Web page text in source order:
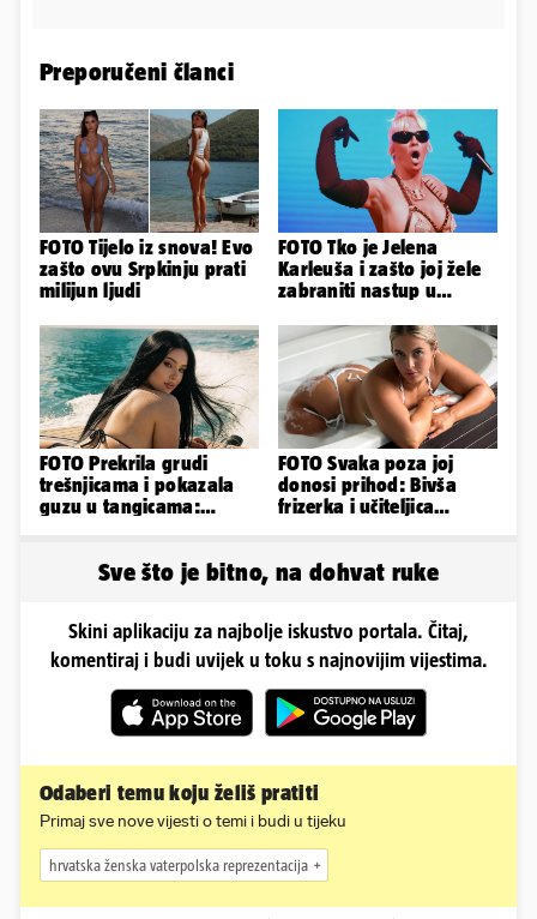
Preporučeni članci
FOTO Tijelo iz snova! Evo
zašto ovu Srpkinju prati
milijun ljudi
FOTO Tko je Jelena
Karleuša i zašto joj žele
zabraniti nastup u
govorila...
FOTO Prekrila grudi
trešnjicama i pokazala
guzu u tangicama:
FOTO Svaka poza joj
donosi prihod: Bivša
frizerka i učiteljica
Sve što je bitno, na dohvat ruke
Skini aplikaciju za najbolje iskustvo portala. Čitaj,
komentiraj i budi uvijek u toku s najnovijim vijestima.
Odaberi temu koju želiš pratiti
Primaj sve nove vijesti o temi i budi u tijeku
hrvatska ženska vaterpolska reprezentacija